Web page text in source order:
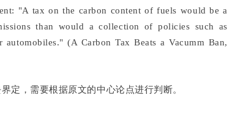
"A tax on the carbon content of fuels would be a
than would a collection of policies such as
(A Carbon Tax Beats a Vacumm Ban,
定，需要根据原文的中心论点进行判断。